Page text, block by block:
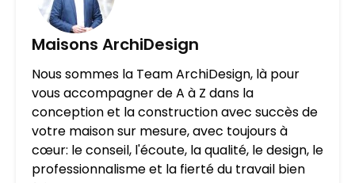
Maisons ArchiDesign
Nous sommes la Team ArchiDesign, là pour
vous accompagner de A à Z dans la
conception et la construction avec succès de
votre maison sur mesure, avec toujours à
cœur: le conseil, l'écoute, la qualité, le design, le
professionnalisme et la fierté du travail bien